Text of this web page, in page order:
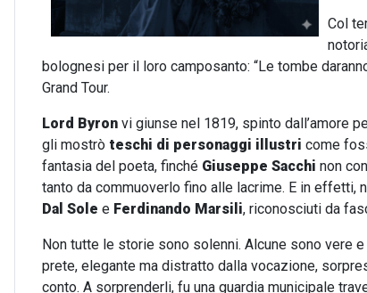
Col
bolognesi per il loro camposanto: “Le tombe
Grand Tour.
Lord Byron vi giunse nel 1819, spinto dall’amore
gli mostrò teschi di personaggi illustri come
fantasia del poeta, finché Giuseppe Sacchi non
tanto da commuoverlo fino alle lacrime. E in
Dal Sole e Ferdinando Marsili, riconosciuti da
Non tutte le storie sono solenni. Alcune sono vere e
prete, elegante ma distratto dalla vocazione,
conto. A sorprenderli, fu una guardia municipale